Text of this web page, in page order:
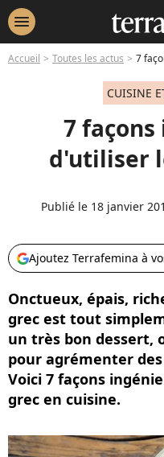
menu
Accueil Toutes les actus 7
CUISINE
7
d'utiliser
Publié le 18 janvier
Ajoutez Terrafemina à
Onctueux, épais,
grec est tout
un très bon dessert,
pour agrémenter
Voici 7 façons
grec en cuisine.